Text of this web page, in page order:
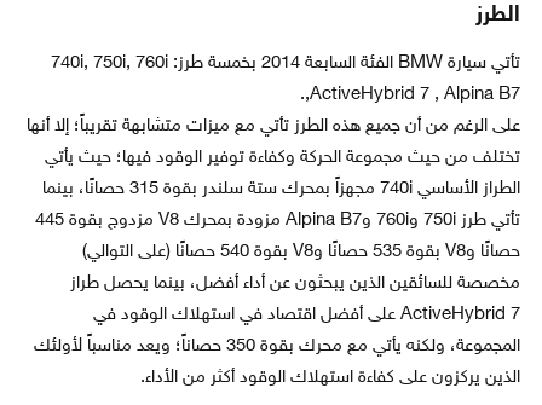
الطرز
تأتي سيارة BMW الفئة السابعة 2014 بخمسة طرز: 740i, 750i, 760i
ActiveHybrid 7 , Alpina B7,.
على الرغم من أن جميع هذه الطرز تأتي مع ميزات متشابهة تقريباً؛ إلا أنها
تختلف من حيث مجموعة الحركة وكفاءة توفير الوقود فيها؛ حيث يأتي
الطراز الأساسي 740i مجهزاً بمحرك ستة سلندر بقوة 315 حصانًا، بينما
تأتي طرز 750i و760i وAlpina B7 مزودة بمحرك V8 مزدوج بقوة 445
حصانًا وV8 بقوة 535 حصانًا وV8 بقوة 540 حصانًا (على التوالي)
مخصصة للسائقين الذين يبحثون عن أداء أفضل، بينما يحصل طراز
ActiveHybrid 7 على أفضل اقتصاد في استهلاك الوقود في
المجموعة، ولكنه يأتي مع محرك بقوة 350 حصاناً؛ ويعد مناسباً لأولئك
الذين يركزون على كفاءة استهلاك الوقود أكثر من الأداء.